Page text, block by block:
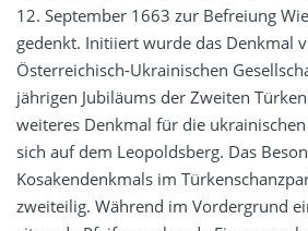
12. September 1663 zur Befreiung
gedenkt. Initiiert wurde das Denkmal
Österreichisch-Ukrainischen
jährigen Jubiläums der Zweiten
weiteres Denkmal für die
sich auf dem Leopoldsberg. Das
Kosakendenkmals im
zweiteilig. Während im Vordergrund